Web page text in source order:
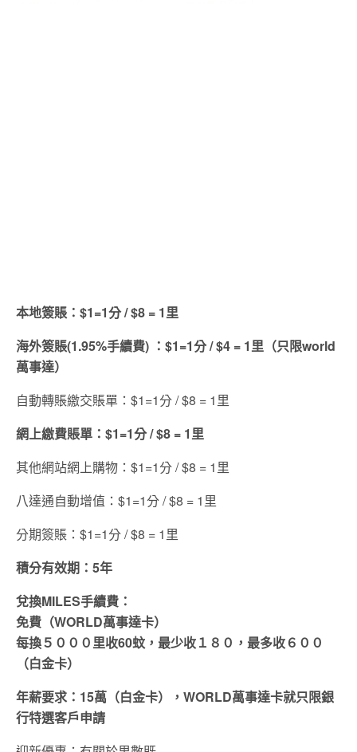
本地簽賬：$1=1分 /$8 = 1里
海外簽賬(1.95%手續費) ：$1=1分 / $4 = 1里（只限world
萬事達）
自動轉賬繳交賬單：$1=1分 / $8 = 1里
網上繳費賬單：$1=1分 / $8 = 1里
其他網站網上購物：$1=1分 / $8 = 1里
八達通自動增值：$1=1分 / $8 = 1里
分期簽賬：$1=1分 / $8 = 1里
積分有效期：5年
兌換MILES手續費：
免費（WORLD萬事達卡）
每換５０００里收60蚊，最少收１８０，最多收６００
（白金卡）
年薪要求：15萬（白金卡），WORLD萬事達卡就只限銀
行特選客戶申請